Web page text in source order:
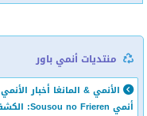
منتديات أنمي باور
الأنمي & المانغا أخبار
أنمي Sousou no Frieren: الكشف عن ملصق مُصور جديد